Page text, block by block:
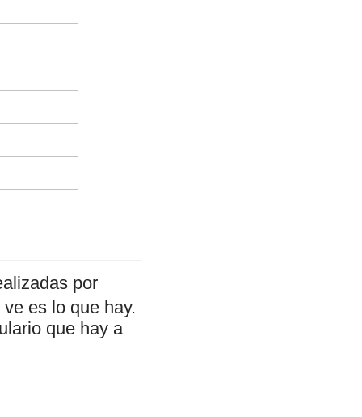
por
es lo que hay.
que hay a